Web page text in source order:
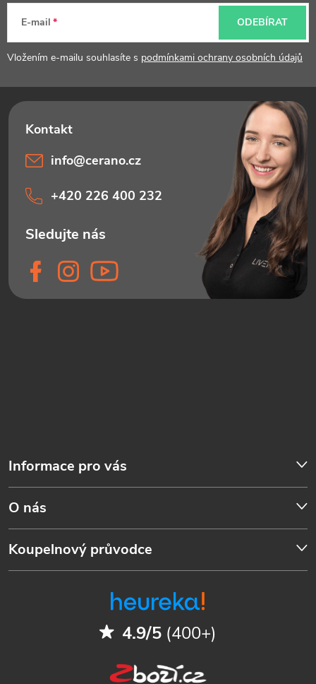
E-mail
Vložením e-mailu souhlasíte s podmínkami ochrany osobních údajů
ODEBÍRAT
Informace pro vás
O nás
Koupelnový průvodce
info@cerano.cz
+420 226 400 232
4.9/5 (400+)